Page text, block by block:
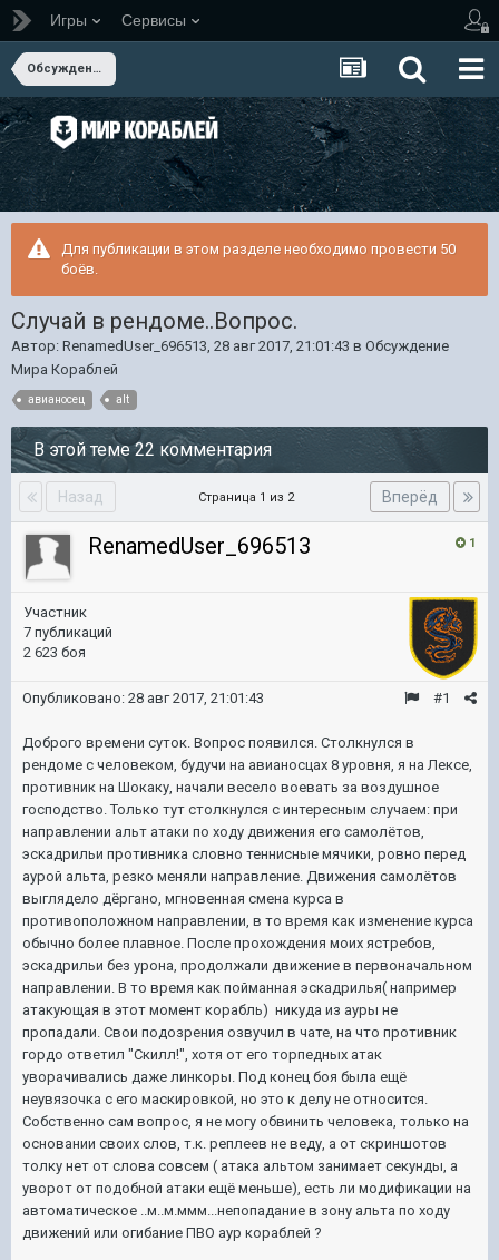
Игры Сервисы
Обсуждение Мира Кораблей
Для публикации в этом разделе необходимо провести 50
боёв.
Случай в рендоме..Вопрос.
Автор: RenamedUser_696513, 28 авг 2017, 21:01:43 в Обсуждение
Мира Кораблей
авианосец alt
В этой теме 22 комментария
Назад Вперёд
Страница 1 из 2
1
RenamedUser_696513
Участник
7 публикаций
2 623 боя
#1
Опубликовано: 28 авг 2017, 21:01:43
Доброго времени суток. Вопрос появился. Столкнулся в
рендоме с человеком, будучи на авианосцах 8 уровня, я на Лексе,
противник на Шокаку, начали весело воевать за воздушное
господство. Только тут столкнулся с интересным случаем: при
направлении альт атаки по ходу движения его самолётов,
эскадрильи противника словно теннисные мячики, ровно перед
аурой альта, резко меняли направление. Движения самолётов
выглядело дёргано, мгновенная смена курса в
противоположном направлении, в то время как изменение курса
обычно более плавное. После прохождения моих ястребов,
эскадрильи без урона, продолжали движение в первоначальном
направлении. В то время как пойманная эскадрилья( например
атакующая в этот момент корабль) никуда из ауры не
пропадали. Свои подозрения озвучил в чате, на что противник
гордо ответил "Скилл!", хотя от его торпедных атак
уворачивались даже линкоры. Под конец боя была ещё
неувязочка с его маскировкой, но это к делу не относится.
Собственно сам вопрос, я не могу обвинить человека, только на
основании своих слов, т.к. реплеев не веду, а от скриншотов
толку нет от слова совсем ( атака альтом занимает секунды, а
уворот от подобной атаки ещё меньше), есть ли модификации на
автоматическое ..м..м.ммм...непопадание в зону альта по ходу
движений или огибание ПВО аур кораблей ?